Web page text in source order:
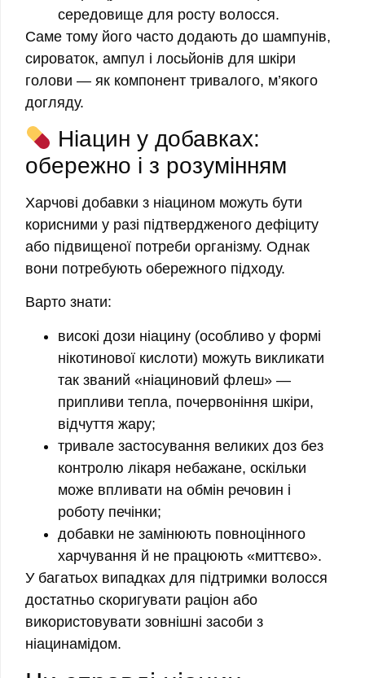
середовище для росту волосся.
Саме тому його часто додають до шампунів,
сироваток, ампул і лосьйонів для шкіри
голови — як компонент тривалого, м’якого
догляду.
Ніацин у добавках:
обережно і з розумінням
Харчові добавки з ніацином можуть бути
корисними у разі підтвердженого дефіциту
або підвищеної потреби організму. Однак
вони потребують обережного підходу.
Варто знати:
високі дози ніацину (особливо у формі
нікотинової кислоти) можуть викликати
так званий «ніациновий флеш» —
припливи тепла, почервоніння шкіри,
відчуття жару;
тривале застосування великих доз без
контролю лікаря небажане, оскільки
може впливати на обмін речовин і
роботу печінки;
добавки не замінюють повноцінного
харчування й не працюють «миттєво».
У багатьох випадках для підтримки волосся
достатньо скоригувати раціон або
використовувати зовнішні засоби з
ніацинамідом.